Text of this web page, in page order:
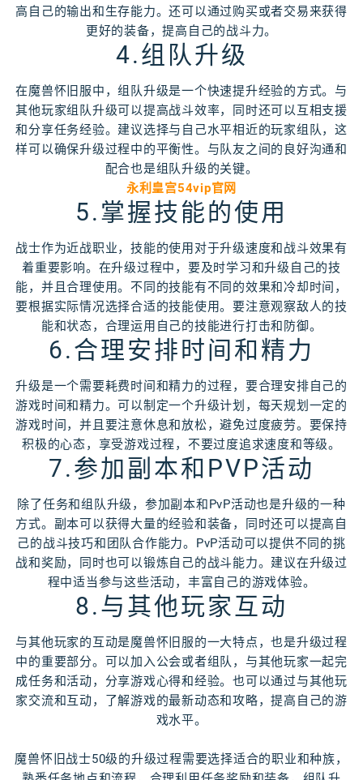
高自己的输出和生存能力。还可以通过购买或者交易来获得
更好的装备，提高自己的战斗力。
4.组队升级
在魔兽怀旧服中，组队升级是一个快速提升经验的方式。与
其他玩家组队升级可以提高战斗效率，同时还可以互相支援
和分享任务经验。建议选择与自己水平相近的玩家组队，这
样可以确保升级过程中的平衡性。与队友之间的良好沟通和
配合也是组队升级的关键。
永利皇宫54vip官网
5.掌握技能的使用
战士作为近战职业，技能的使用对于升级速度和战斗效果有
着重要影响。在升级过程中，要及时学习和升级自己的技
能，并且合理使用。不同的技能有不同的效果和冷却时间，
要根据实际情况选择合适的技能使用。要注意观察敌人的技
能和状态，合理运用自己的技能进行打击和防御。
6.合理安排时间和精力
升级是一个需要耗费时间和精力的过程，要合理安排自己的
游戏时间和精力。可以制定一个升级计划，每天规划一定的
游戏时间，并且要注意休息和放松，避免过度疲劳。要保持
积极的心态，享受游戏过程，不要过度追求速度和等级。
7.参加副本和PVP活动
除了任务和组队升级，参加副本和PvP活动也是升级的一种
方式。副本可以获得大量的经验和装备，同时还可以提高自
己的战斗技巧和团队合作能力。PvP活动可以提供不同的挑
战和奖励，同时也可以锻炼自己的战斗能力。建议在升级过
程中适当参与这些活动，丰富自己的游戏体验。
8.与其他玩家互动
与其他玩家的互动是魔兽怀旧服的一大特点，也是升级过程
中的重要部分。可以加入公会或者组队，与其他玩家一起完
成任务和活动，分享游戏心得和经验。也可以通过与其他玩
家交流和互动，了解游戏的最新动态和攻略，提高自己的游
戏水平。
魔兽怀旧战士50级的升级过程需要选择适合的职业和种族，